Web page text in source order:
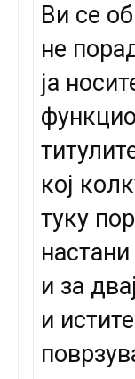
Ви се
не
ја
кој
туку
и за
и